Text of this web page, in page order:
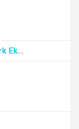
Ek...